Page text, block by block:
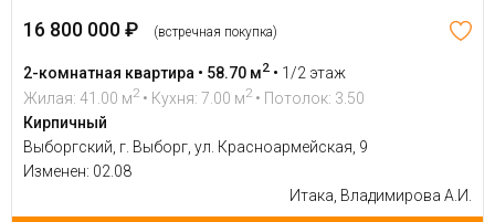
16 800 000 ₽ (встречная покупка)
2-комнатная квартира • 58.70 м2 • 1/2 этаж
Жилая: 41.00 м2 • Кухня: 7.00 м2 • Потолок: 3.50
Кирпичный
Выборгский, г. Выборг, ул. Красноармейская, 9
Изменен: 02.08
Итака, Владимирова А.И.